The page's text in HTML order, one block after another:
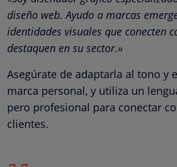
diseño web. Ayudo a marcas
identidades visuales que conecten
destaquen en su sector.»
Asegúrate de adaptarla al tono y
marca personal, y utiliza un
pero profesional para conectar
clientes.